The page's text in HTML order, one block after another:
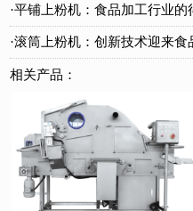
·平铺上粉机：食品加工行业的
·滚筒上粉机：创新技术迎来食
相关产品：